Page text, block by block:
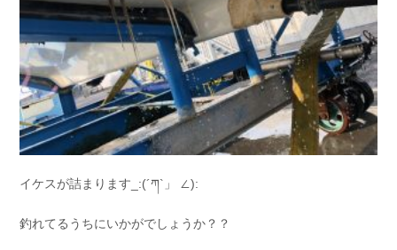
イケスが詰まります_:(´ཀ`」 ∠):
釣れてるうちにいかがでしょうか？？